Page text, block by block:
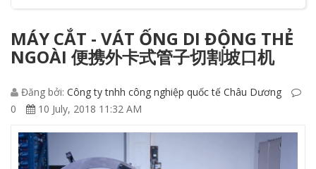
MÁY CẮT - VÁT ỐNG DI ĐỘNG THẺ
NGOÀI 便携外卡式管子切割坡口机
Đăng bởi: Công ty tnhh công nghiệp quốc tế Châu Dương
0
10 July, 2018 11:32 AM